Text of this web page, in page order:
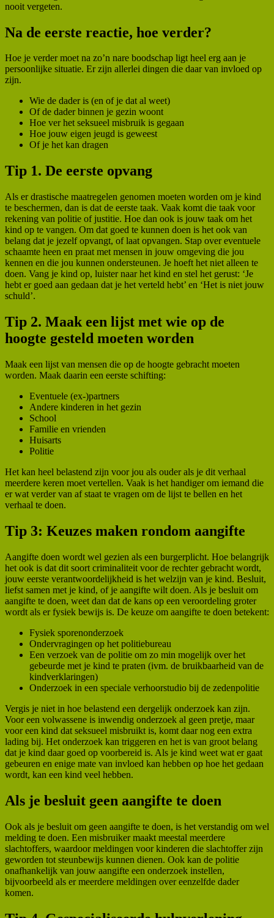
nooit vergeten.
Na de eerste reactie, hoe verder?
Hoe je verder moet na zo’n nare boodschap ligt heel erg aan je
persoonlijke situatie. Er zijn allerlei dingen die daar van invloed op
zijn.
Wie de dader is (en of je dat al weet)
Of de dader binnen je gezin woont
Hoe ver het seksueel misbruik is gegaan
Hoe jouw eigen jeugd is geweest
Of je het kan dragen
Tip 1. De eerste opvang
Als er drastische maatregelen genomen moeten worden om je kind
te beschermen, dan is dat de eerste taak. Vaak komt die taak voor
rekening van politie of justitie. Hoe dan ook is jouw taak om het
kind op te vangen. Om dat goed te kunnen doen is het ook van
belang dat je jezelf opvangt, of laat opvangen. Stap over eventuele
schaamte heen en praat met mensen in jouw omgeving die jou
kennen en die jou kunnen ondersteunen. Je hoeft het niet alleen te
doen. Vang je kind op, luister naar het kind en stel het gerust: ‘Je
hebt er goed aan gedaan dat je het verteld hebt’ en ‘Het is niet jouw
schuld’.
Tip 2. Maak een lijst met wie op de
hoogte gesteld moeten worden
Maak een lijst van mensen die op de hoogte gebracht moeten
worden. Maak daarin een eerste schifting:
Eventuele (ex-)partners
Andere kinderen in het gezin
School
Familie en vrienden
Huisarts
Politie
Het kan heel belastend zijn voor jou als ouder als je dit verhaal
meerdere keren moet vertellen. Vaak is het handiger om iemand die
er wat verder van af staat te vragen om de lijst te bellen en het
verhaal te doen.
Tip 3: Keuzes maken rondom aangifte
Aangifte doen wordt wel gezien als een burgerplicht. Hoe belangrijk
het ook is dat dit soort criminaliteit voor de rechter gebracht wordt,
jouw eerste verantwoordelijkheid is het welzijn van je kind. Besluit,
liefst samen met je kind, of je aangifte wilt doen. Als je besluit om
aangifte te doen, weet dan dat de kans op een veroordeling groter
wordt als er fysiek bewijs is. De keuze om aangifte te doen betekent:
Fysiek sporenonderzoek
Ondervragingen op het politiebureau
Een verzoek van de politie om zo min mogelijk over het
gebeurde met je kind te praten (ivm. de bruikbaarheid van de
kindverklaringen)
Onderzoek in een speciale verhoorstudio bij de zedenpolitie
Vergis je niet in hoe belastend een dergelijk onderzoek kan zijn.
Voor een volwassene is inwendig onderzoek al geen pretje, maar
voor een kind dat seksueel misbruikt is, komt daar nog een extra
lading bij. Het onderzoek kan triggeren en het is van groot belang
dat je kind daar goed op voorbereid is. Als je kind weet wat er gaat
gebeuren en enige mate van invloed kan hebben op hoe het gedaan
wordt, kan een kind veel hebben.
Als je besluit geen aangifte te doen
Ook als je besluit om geen aangifte te doen, is het verstandig om wel
melding te doen. Een misbruiker maakt meestal meerdere
slachtoffers, waardoor meldingen voor kinderen die slachtoffer zijn
geworden tot steunbewijs kunnen dienen. Ook kan de politie
onafhankelijk van jouw aangifte een onderzoek instellen,
bijvoorbeeld als er meerdere meldingen over eenzelfde dader
komen.